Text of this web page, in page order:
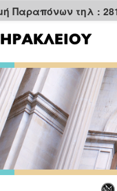
Παραπόνων τηλ :